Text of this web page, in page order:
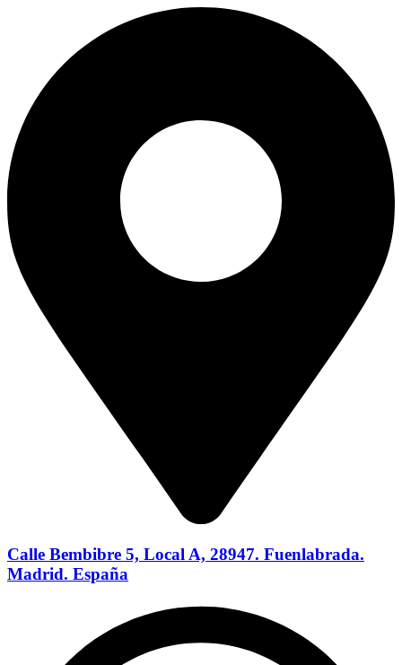
Calle Bembibre 5, Local A, 28947. Fuenlabrada.
Madrid. España